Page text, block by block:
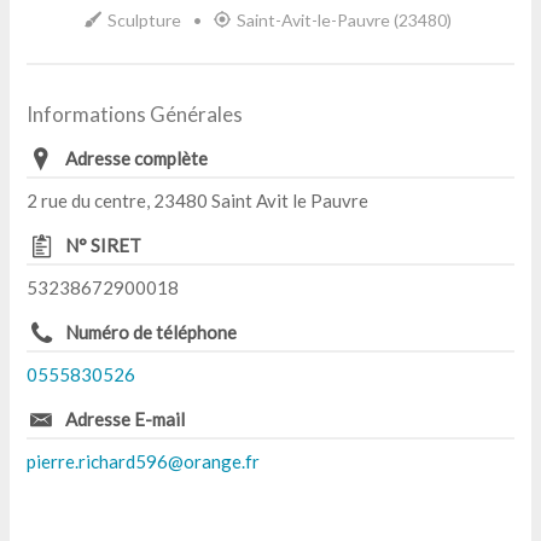
Sculpture • Saint-Avit-le-Pauvre (23480)
Informations Générales
Adresse complète
2 rue du centre, 23480 Saint Avit le Pauvre
N° SIRET
53238672900018
Numéro de téléphone
0555830526
Adresse E-mail
pierre.richard596@orange.fr